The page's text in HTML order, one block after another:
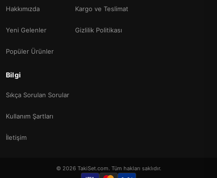
Hakkımızda
Yeni Gelenler
Popüler Ürünler
Kargo ve Teslimat
Gizlilik Politikası
Bilgi
Sıkça Sorulan Sorular
Kullanım Şartları
İletişim
© 2026 TakiSet.com. Tüm hakları saklıdır.